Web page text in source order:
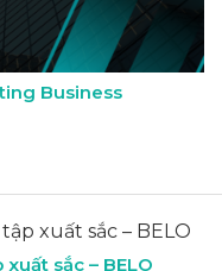
Business
sắc – BELO